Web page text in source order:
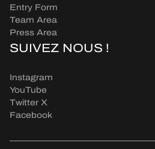
Entry Form
Team Area
Press Area
SUIVEZ NOUS !
Instagram
YouTube
Twitter X
Facebook